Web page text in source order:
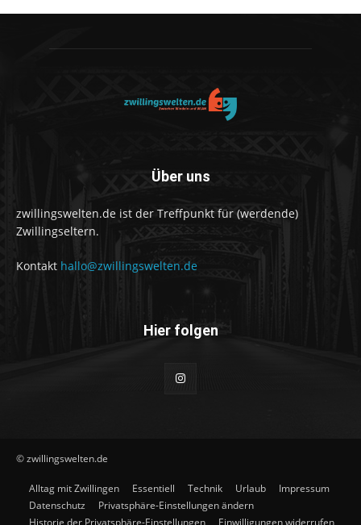
Über uns
zwillingswelten.de ist der Treffpunkt für (werdende)
Zwillingseltern.
Kontakt hallo@zwillingswelten.de
Hier folgen
© zwillingswelten.de
Alltag mit Zwillingen Essentiell Technik Urlaub
Impressum
Datenschutz
Privatsphäre-Einstellungen ändern
Historie der Privatsphäre-Einstellungen
Einwilligungen widerrufen